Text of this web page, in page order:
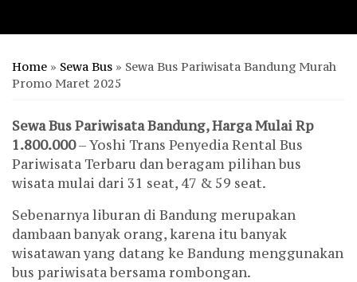
Home » Sewa Bus » Sewa Bus Pariwisata Bandung Murah
Promo Maret 2025
Sewa Bus Pariwisata Bandung, Harga Mulai Rp
1.800.000– Yoshi Trans Penyedia Rental Bus
Pariwisata Terbaru dan beragam pilihan bus
wisata mulai dari 31 seat, 47 & 59 seat.
Sebenarnya liburan di Bandung merupakan
dambaan banyak orang, karena itu banyak
wisatawan yang datang ke Bandung menggunakan
bus pariwisata bersama rombongan.